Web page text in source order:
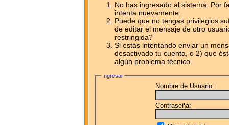
No has ingresado al sistema. Por
intenta nuevamente.
Puede que no tengas privilegios
de editar el mensaje de otro
restringida?
Si estás intentando enviar un
desactivado tu cuenta, o 2) que
algún problema técnico.
Ingresar
Nombre de Usuario:
Contraseña: